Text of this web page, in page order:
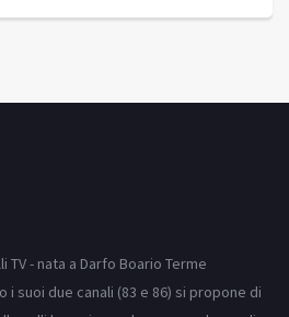
TV - nata a Darfo Boario Terme
i suoi due canali (83 e 86) si propone di